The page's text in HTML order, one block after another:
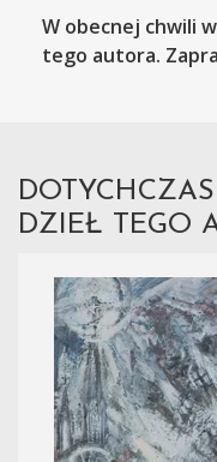
W obecnej chwili
tego autora.
DZIEŁ TEGO